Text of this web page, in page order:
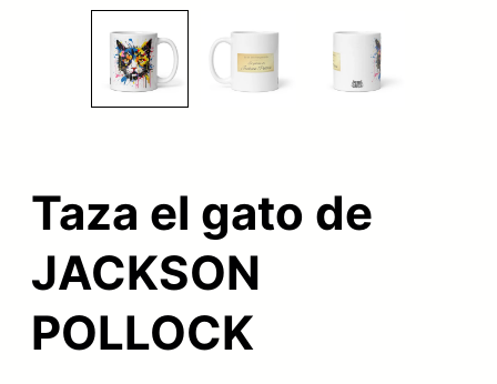
Taza el gato de
JACKSON
POLLOCK